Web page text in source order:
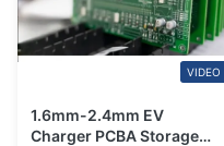
VIDEO
1.6mm-2.4mm EV
Charger PCBA Storage